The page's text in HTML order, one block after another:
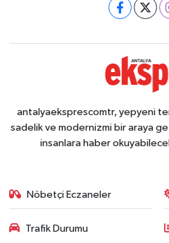
antalyaeksprescomtr, yepyeni
sadelik ve modernizmi bir araya
insanlara haber
Nöbetçi Eczaneler
Trafik Durumu